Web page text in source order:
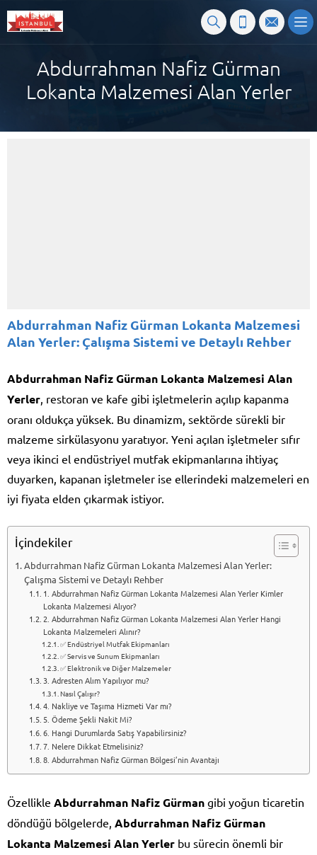
Abdurrahman Nafiz Gürman
Lokanta Malzemesi Alan Yerler
Abdurrahman Nafiz Gürman Lokanta Malzemesi
Alan Yerler: Çalışma Sistemi ve Detaylı Rehber
Abdurrahman Nafiz Gürman Lokanta Malzemesi Alan
Yerler , restoran ve kafe gibi işletmelerin açılıp kapanma
oranı oldukça yüksek. Bu dinamizm, sektörde sürekli bir
malzeme sirkülasyonu yaratıyor. Yeni açılan işletmeler sıfır
veya ikinci el endüstriyel mutfak ekipmanlarına ihtiyaç
duyarken, kapanan işletmeler ise ellerindeki malzemeleri en
iyi fiyata elden çıkarmak istiyor.
İçindekiler
Abdurrahman Nafiz Gürman Lokanta Malzemesi Alan Yerler:
Çalışma Sistemi ve Detaylı Rehber
1. Abdurrahman Nafiz Gürman Lokanta Malzemesi Alan Yerler Kimler
Lokanta Malzemesi Alıyor?
2. Abdurrahman Nafiz Gürman Lokanta Malzemesi Alan Yerler Hangi
Lokanta Malzemeleri Alınır?
✅ Endüstriyel Mutfak Ekipmanları
✅ Servis ve Sunum Ekipmanları
✅ Elektronik ve Diğer Malzemeler
3. Adresten Alım Yapılıyor mu?
Nasıl Çalışır?
4. Nakliye ve Taşıma Hizmeti Var mı?
5. Ödeme Şekli Nakit Mi?
6. Hangi Durumlarda Satış Yapabilirsiniz?
7. Nelere Dikkat Etmelisiniz?
8. Abdurrahman Nafiz Gürman Bölgesi’nin Avantajı
Özellikle Abdurrahman Nafiz Gürman gibi yoğun ticaretin
döndüğü bölgelerde, Abdurrahman Nafiz Gürman
Lokanta Malzemesi Alan Yerler bu sürecin önemli bir